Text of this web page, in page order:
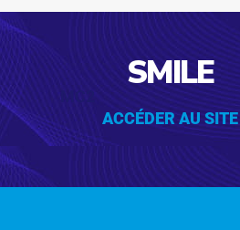
SMILE
MC2
ACCÉDER AU SITE